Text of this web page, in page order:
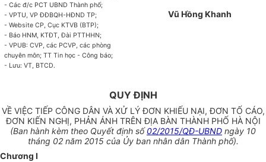
- Các đ/c PCT UBND Thành phố;
- VPTU, VP ĐĐBQH-HĐND TP;
- Website CP, Cục KTVB (BTP);
- Báo HNM, KTĐT, Đài PTTHHN;
- VPUB: CVP, các PCVP, các phòng
chuyên môn; TT Tin học - Công báo;
- Lưu: VT, BTCD.
Vũ Hồng Khanh
QUY ĐỊNH
VỀ VIỆC TIẾP CÔNG DÂN VÀ XỬ LÝ ĐƠN KHIẾU NẠI, ĐƠN TỐ CÁO,
ĐƠN KIẾN NGHỊ, PHẢN ÁNH TRÊN ĐỊA BÀN THÀNH PHỐ HÀ NỘI
(Ban hành kèm theo Quyết định số02/2015/QĐ-UBND ngày 10
tháng 02 năm 2015 của Ủy ban nhân dân Thành phố).
Chương I